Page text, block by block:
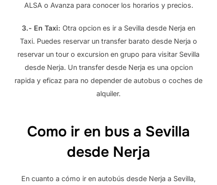
ALSA o Avanza para conocer los horarios y precios.
3.- En Taxi: Otra opcion es ir a Sevilla desde Nerja en
Taxi. Puedes reservar un transfer barato desde Nerja o
reservar un tour o excursion en grupo para visitar Sevilla
desde Nerja. Un transfer desde Nerja es una opcion
rapida y eficaz para no depender de autobus o coches de
alquiler.
Como ir en bus a Sevilla
desde Nerja
En cuanto a cómo ir en autobús desde Nerja a Sevilla,